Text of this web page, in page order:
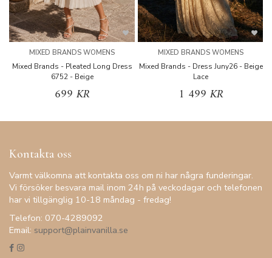
MIXED BRANDS WOMENS
Mixed Brands - Pleated Long Dress
6752 - Beige
699 KR
MIXED BRANDS WOMENS
Mixed Brands - Dress Juny26 - Beige
Lace
1 499 KR
Kontakta oss
Varmt välkomna att kontakta oss om ni har några funderingar.
Vi försöker besvara mail inom 24h på veckodagar och telefonen
har vi tillgänglig 10-18 måndag - fredag!
Telefon: 070-4289092
Email: support@plainvanilla.se